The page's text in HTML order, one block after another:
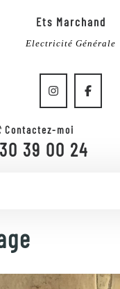
Ets Marchand
Electricité Générale
Contactez-moi
39 00 24